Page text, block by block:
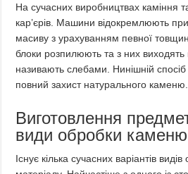
На сучасних виробництвах каміння
кар’єрів. Машини відокремлюють
масиву з урахуванням певної
блоки розпилюють та з них виходять
називають слебами. Нинішній
повний захист натурального каменю.
Виготовлення
види обробки каменю
Існує кілька сучасних варіантів